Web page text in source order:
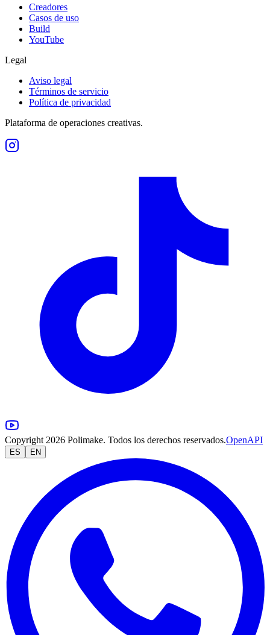
Creadores
Casos de uso
Build
YouTube
Legal
Aviso legal
Términos de servicio
Política de privacidad
Plataforma de operaciones creativas.
Copyright 2026 Polimake. Todos los derechos reservados.OpenAPI
ES EN